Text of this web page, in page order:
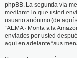
phpBB. La segunda vía
mediante lo que usted
usuario anónimo (de aquí
“AEMA · Monta a la
enviados por usted
aquí en adelante “sus